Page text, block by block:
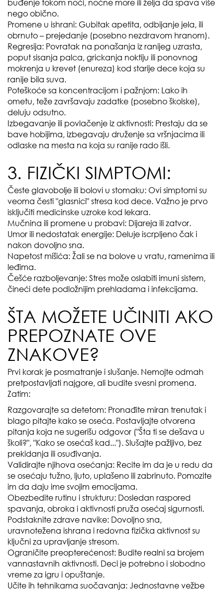
buđenje tokom noći, noćne more ili želja da spava više
nego obično.
Promene u ishrani: Gubitak apetita, odbijanje jela, ili
obrnuto – prejedanje (posebno nezdravom hranom).
Regresija: Povratak na ponašanja iz ranijeg uzrasta,
poput sisanja palca, grickanja noktiju ili ponovnog
mokrenja u krevet (enureza) kod starije dece koja su
ranije bila suva.
Poteškoće sa koncentracijom i pažnjom: Lako ih
ometu, teže završavaju zadatke (posebno školske),
deluju odsutno.
Izbegavanje ili povlačenje iz aktivnosti: Prestaju da se
bave hobijima, izbegavaju druženje sa vršnjacima ili
odlaske na mesta na koja su ranije rado išli.
3. FIZIČKI SIMPTOMI:
Česte glavobolje ili bolovi u stomaku: Ovi simptomi su
veoma česti "glasnici" stresa kod dece. Važno je prvo
isključiti medicinske uzroke kod lekara.
Mučnina ili promene u probavi: Dijareja ili zatvor.
Umor ili nedostatak energije: Deluje iscrpljeno čak i
nakon dovoljno sna.
Napetost mišića: Žali se na bolove u vratu, ramenima ili
leđima.
Češće razboljevanje: Stres može oslabiti imuni sistem,
čineći dete podložnijim prehladama i infekcijama.
ŠTA MOŽETE UČINITI AKO
PREPOZNATE OVE
ZNAKOVE?
Prvi korak je posmatranje i slušanje. Nemojte odmah
pretpostavljati najgore, ali budite svesni promena.
Zatim:
Razgovarajte sa detetom: Pronađite miran trenutak i
blago pitajte kako se oseća. Postavljajte otvorena
pitanja koja ne sugerišu odgovor ("Šta ti se dešava u
školi?", "Kako se osećaš kad..."). Slušajte pažljivo, bez
prekidanja ili osuđivanja.
Validirajte njihova osećanja: Recite im da je u redu da
se osećaju tužno, ljuto, uplašeno ili zabrinuto. Pomozite
im da daju ime svojim emocijama.
Obezbedite rutinu i strukturu: Dosledan raspored
spavanja, obroka i aktivnosti pruža osećaj sigurnosti.
Podstaknite zdrave navike: Dovoljno sna,
uravnotežena ishrana i redovna fizička aktivnost su
ključni za upravljanje stresom.
Ograničite preopterećenost: Budite realni sa brojem
vannastavnih aktivnosti. Deci je potrebno i slobodno
vreme za igru i opuštanje.
Učite ih tehnikama suočavanja: Jednostavne vežbe